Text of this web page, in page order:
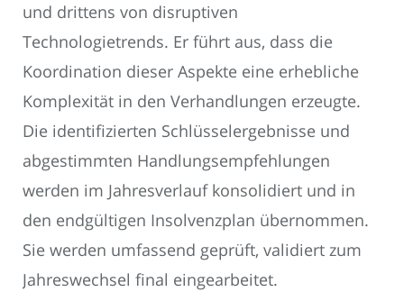
und drittens von disruptiven
Technologietrends. Er führt aus, dass die
Koordination dieser Aspekte eine erhebliche
Komplexität in den Verhandlungen erzeugte.
Die identifizierten Schlüsselergebnisse und
abgestimmten Handlungsempfehlungen
werden im Jahresverlauf konsolidiert und in
den endgültigen Insolvenzplan übernommen.
Sie werden umfassend geprüft, validiert zum
Jahreswechsel final eingearbeitet.